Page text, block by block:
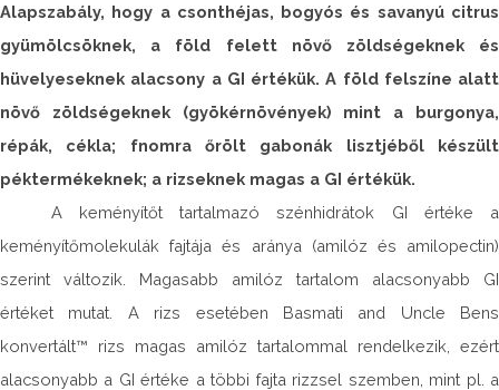
Alapszabály, hogy a csonthéjas, bogyós és savanyú citrus
gyümölcsöknek, a föld felett növő zöldségeknek és
hüvelyeseknek alacsony a GI értékük. A föld felszíne alatt
növő zöldségeknek (gyökérnövények) mint a burgonya,
répák, cékla; fnomra őrölt gabonák lisztjéből készült
péktermékeknek; a rizseknek magas a GI értékük.
A keményítőt tartalmazó szénhidrátok GI értéke a
keményítőmolekulák fajtája és aránya (amilóz és amilopectin)
szerint változik. Magasabb amilóz tartalom alacsonyabb GI
értéket mutat. A rizs esetében Basmati and Uncle Bens
konvertált™ rizs magas amilóz tartalommal rendelkezik, ezért
alacsonyabb a GI értéke a többi fajta rizzsel szemben, mint pl. a